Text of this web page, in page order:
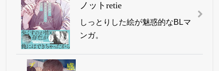
ノットretie
しっとりした絵が魅惑的なBLマ
ンガ。